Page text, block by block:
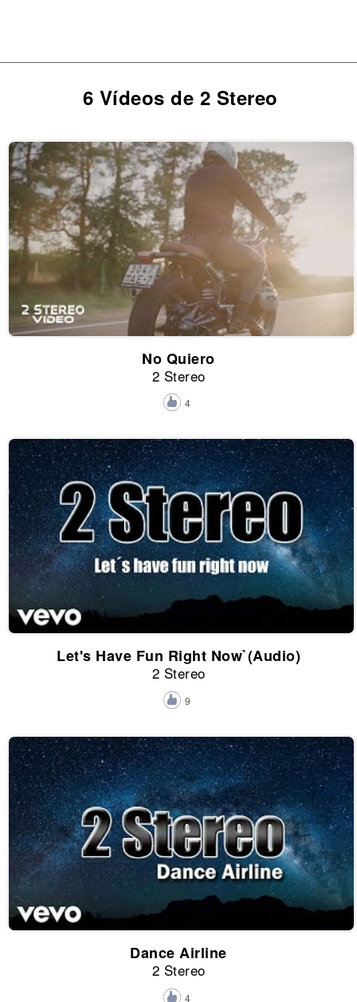
6 Vídeos de 2 Stereo
No Quiero
2 Stereo
4
Let's Have Fun Right Now`(Audio)
2 Stereo
9
Dance Airline
2 Stereo
4